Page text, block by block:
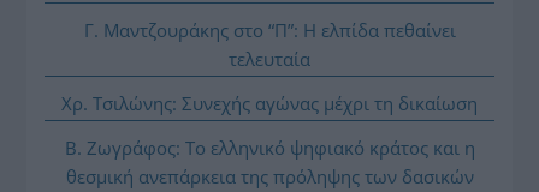
Γ. Μαντζουράκης στο “Π”: Η ελπίδα πεθαίνει
τελευταία
Χρ. Τσιλώνης: Συνεχής αγώνας μέχρι τη δικαίωση
Β. Ζωγράφος: Το ελληνικό ψηφιακό κράτος και η
θεσμική ανεπάρκεια της πρόληψης των δασικών